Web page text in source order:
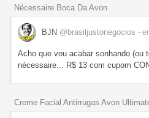
Nécessaire Boca Da Avon
BJN @brasiljustonegocios -
Acho que vou acabar sonhando (ou
nécessaire... R$ 13 com cupom
Creme Facial Antirrugas Avon